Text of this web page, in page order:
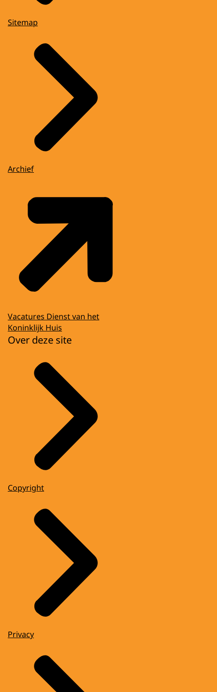
Sitemap
Archief
Vacatures Dienst van het
Koninklijk Huis
Over deze site
Copyright
Privacy